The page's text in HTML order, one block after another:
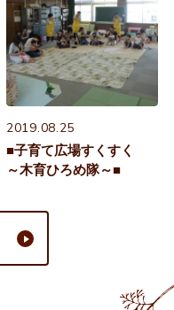
2019.08.25
■子育て広場すくすく
～木育ひろめ隊～■